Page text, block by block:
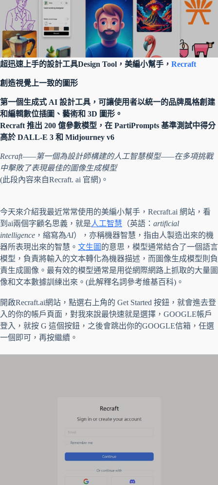
超迅速上手的設計工具Design Tool，美編小幫手， Recraft
創造視覺上一致的圖形
第一個生成式 AI 設計工具，可讓使用者以統一的品牌風格創建
和編輯數位插圖、藝術和 3D 圖形。
Recraft 推出 200 億參數模型，在 PartiPrompts 基準測試中得分
高於 DALL-E 3 和 Midjourney v6
Recraft——第一個為設計師構建的人工智慧模型——在多項挑戰
中擊敗了表現最佳的圖像生成模型
(此段內容來自Recraft. ai 官網)。
今天來介紹我最近常常使用的美編小幫手，Recraft.ai 網站，看
到ai兩個字顧名思義，就是人工智慧 （英語： artificial
intelligence ，縮寫為AI），亦稱機器智慧，指由人製造出來的機
器所表現出來的智慧。 文生圖 的意思，模型通常結合了一個語言
模型，負責將輸入的文本轉化為機器描述，而圖像生成模型則負
責生成圖像。最有效的模型通常是用從網際網路上抓取的大量圖
像和文本數據訓練出來。(此解釋名詞參考維基百科)。
開啟Recraft.ai網站，點選右上角的 Get Started 按鈕，就會進去登
入的你的帳戶頁面，對我來說最快速就是選擇，GOOGLE帳戶
登入，就按 G 這個按鈕，之後會跳出你的GOOGLE信箱，任選
一個即可，再按繼續。